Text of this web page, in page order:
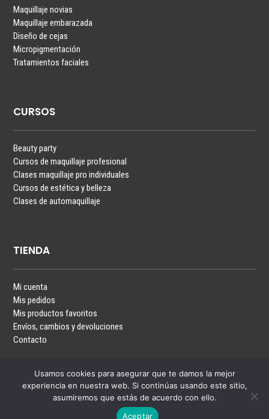
Maquillaje novias
Maquillaje embarazada
Diseño de cejas
Micropigmentación
Tratamientos faciales
CURSOS
Beauty party
Cursos de maquillaje profesional
Clases maquillaje pro individuales
Cursos de estética y belleza
Clases de automaquillaje
TIENDA
Mi cuenta
Mis pedidos
Mis productos favoritos
Envíos, cambios y devoluciones
Contacto
Usamos cookies para asegurar que te damos la mejor
experiencia en nuestra web. Si continúas usando este sitio,
asumiremos que estás de acuerdo con ello.
Aceptar